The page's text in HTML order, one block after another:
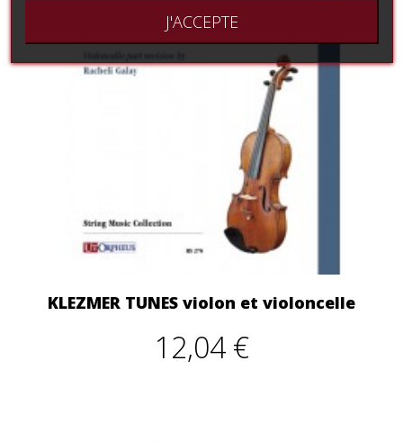
KLEZMER TUNES violon et violoncelle
12,04 €
J'ACCEPTE